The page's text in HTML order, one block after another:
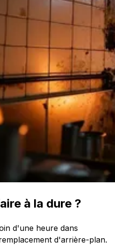
à la dure ?
d'une heure dans
d'arrière-plan.